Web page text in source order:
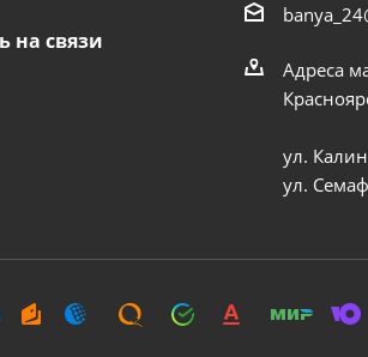
на связи
Адреса
ул.
ул.